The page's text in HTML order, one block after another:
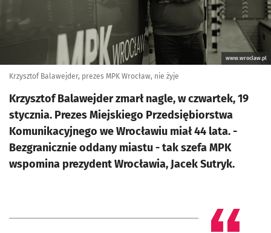
www.wroclaw.pl
Krzysztof Balawejder, prezes MPK Wrocław, nie żyje
Krzysztof Balawejder zmarł nagle, w czwartek, 19
stycznia. Prezes Miejskiego Przedsiębiorstwa
Komunikacyjnego we Wrocławiu miał 44 lata. -
Bezgranicznie oddany miastu - tak szefa MPK
wspomina prezydent Wrocławia, Jacek Sutryk.